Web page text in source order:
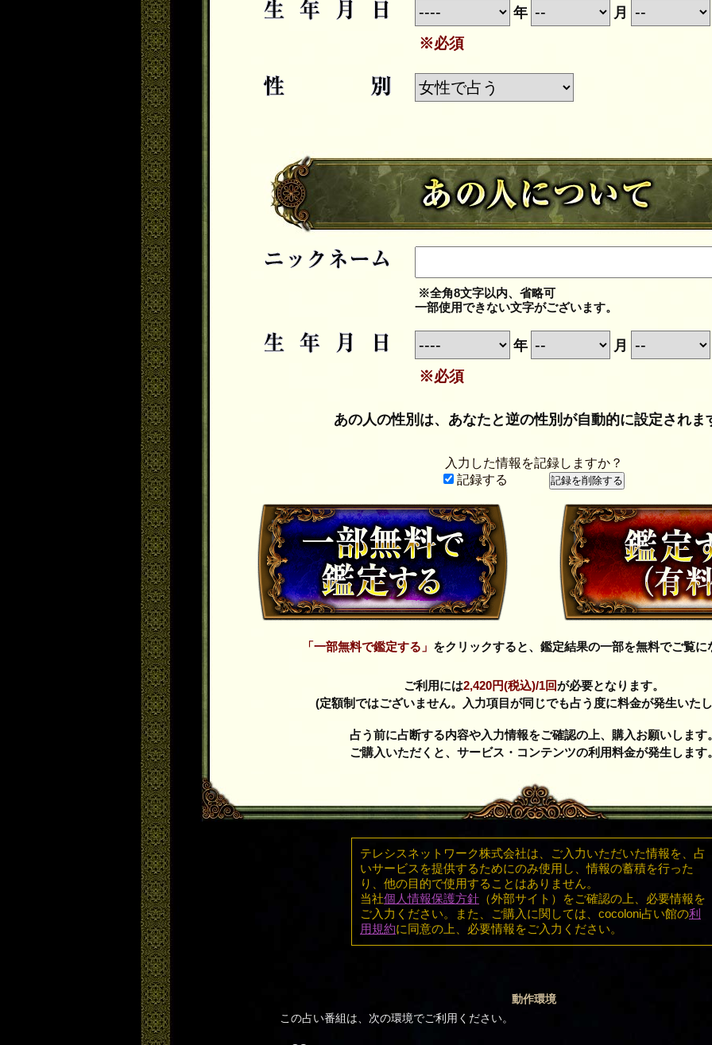
年
月
※必須
※全角8文字以内、省略可
一部使用できない文字がございます。
年
月
※必須
あの人の性別は、あなたと逆の性別が自動的に設定されま
入力した情報を記録しますか？
記録する
「一部無料で鑑定する」 をクリックすると、鑑定結果の一部を無料でご覧に
ご利用には2,420円(税込)/1回が必要となります。
(定額制ではございません。入力項目が同じでも占う度に料金が発生いた
占う前に占断する内容や入力情報をご確認の上、購入お願いします
ご購入いただくと、サービス・コンテンツの利用料金が発生します
テレシスネットワーク株式会社は、ご入力いただいた情報を、占
いサービスを提供するためにのみ使用し、情報の蓄積を行った
り、他の目的で使用することはありません。
当社個人情報保護方針 （外部サイト）をご確認の上、必要情報を
ご入力ください。また、ご購入に関しては、cocoloni占い館の利
用規約に同意の上、必要情報をご入力ください。
動作環境
この占い番組は、次の環境でご利用ください。